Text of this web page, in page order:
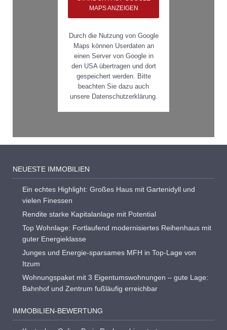
MAPS ANZEIGEN
Durch die Nutzung von Google
Maps können Userdaten an
einen Server von Google in
den USA übertragen und dort
gespeichert werden. Bitte
beachten Sie dazu auch
unsere Datenschutzerklärung.
NEUESTE IMMOBILIEN
Ein echtes Highlight: Großes Haus mit Gartenidyll und
vielen Finessen
Rendite starke Kapitalanlage mit Potential
Top Wohnlage: Fortlaufend modernisiertes Reihenhaus mit
guter Energieklasse
Junges und Energie-sparsames MFH in Top-Lage von
Itzum
Wohnungspaket mit 3 Eigentumswohnungen – gute Lage:
Bahnhof und Zentrum fußläufig erreichbar
IMMOBILIEN-BEWERTUNG